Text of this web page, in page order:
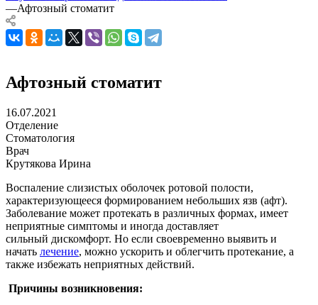
—Афтозный стоматит
Афтозный стоматит
16.07.2021
Отделение
Стоматология
Врач
Крутякова Ирина
Воспаление слизистых оболочек ротовой полости,
характеризующееся формированием небольших язв (афт).
Заболевание может протекать в различных формах, имеет
неприятные симптомы и иногда доставляет
сильный дискомфорт. Но если своевременно выявить и
начать лечение, можно ускорить и облегчить протекание, а
также избежать неприятных действий.
Причины возникновения: